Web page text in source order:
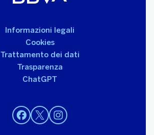
Informazioni legali
Cookies
Trattamento dei dati
Trasparenza
ChatGPT